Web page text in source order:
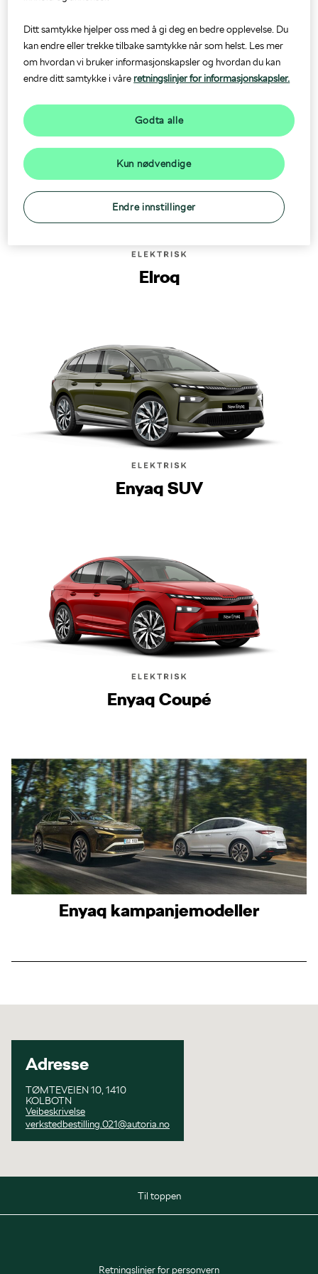
ŠKODA Connect
Prislister og brosjyrer
Bilglass
Mobilitetsgaranti
kampanjetilbud på Elroq. Ta kontakt med oss i dag for et godt tilbud
på modellen som passer deg best!
Elroq
Enyaq SUV
Enyaq Coupé
Enyaq kampanjemodeller
Adresse
TØMTEVEIEN 10, 1410
KOLBOTN
Veibeskrivelse
verkstedbestilling.021@autoria.no
Til toppen
Retningslinjer for personvern
Ditt samtykke hjelper oss med å gi deg en bedre opplevelse. Du
kan endre eller trekke tilbake samtykke når som helst. Les mer
om hvordan vi bruker informasjonskapsler og hvordan du kan
endre ditt samtykke i våre retningslinjer for informasjonskapsler.
Endre innstillinger
Kun nødvendige
Godta alle